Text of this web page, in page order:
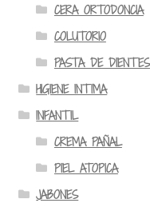
CERA ORTODONCIA
COLUTORIO
PASTA DE DIENTES
HIGIENE INTIMA
INFANTIL
CREMA PAÑAL
PIEL ATOPICA
JABONES